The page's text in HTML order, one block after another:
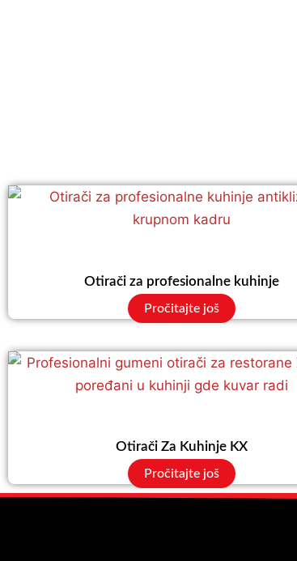
Otirači za profesionalne kuhinje
Pročitajte još
Otirači Za Kuhinje KX
Pročitajte još